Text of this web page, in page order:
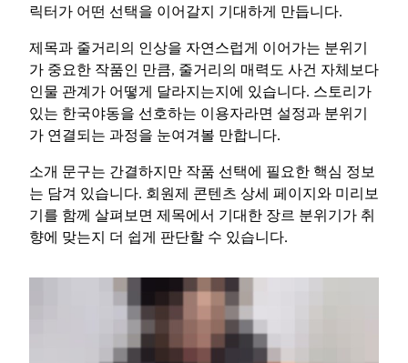
릭터가 어떤 선택을 이어갈지 기대하게 만듭니다.
제목과 줄거리의 인상을 자연스럽게 이어가는 분위기
가 중요한 작품인 만큼, 줄거리의 매력도 사건 자체보다
인물 관계가 어떻게 달라지는지에 있습니다. 스토리가
있는 한국야동을 선호하는 이용자라면 설정과 분위기
가 연결되는 과정을 눈여겨볼 만합니다.
소개 문구는 간결하지만 작품 선택에 필요한 핵심 정보
는 담겨 있습니다. 회원제 콘텐츠 상세 페이지와 미리보
기를 함께 살펴보면 제목에서 기대한 장르 분위기가 취
향에 맞는지 더 쉽게 판단할 수 있습니다.